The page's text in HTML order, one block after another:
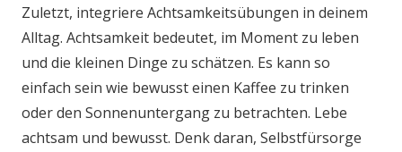
Zuletzt, integriere Achtsamkeitsübungen in deinem
Alltag. Achtsamkeit bedeutet, im Moment zu leben
und die kleinen Dinge zu schätzen. Es kann so
einfach sein wie bewusst einen Kaffee zu trinken
oder den Sonnenuntergang zu betrachten. Lebe
achtsam und bewusst. Denk daran, Selbstfürsorge